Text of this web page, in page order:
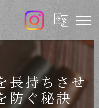
長持ちさせ
防ぐ秘訣